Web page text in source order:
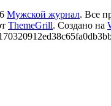
Мужской журнал. Все
ThemeGrill. Создано на